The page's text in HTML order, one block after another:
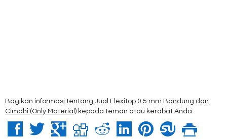
Bagikan informasi tentang Jual Flexitop 0.5 mm Bandung dan
Cimahi (Only Material) kepada teman atau kerabat Anda.